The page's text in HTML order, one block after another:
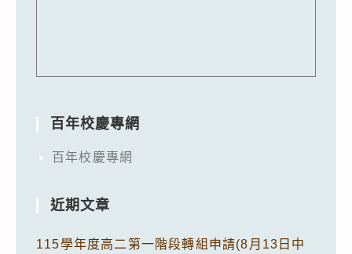
百年校慶專網
百年校慶專網
近期文章
115學年度高二第一階段轉組申請(8月13日中